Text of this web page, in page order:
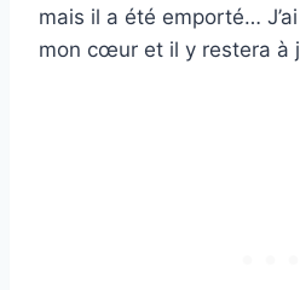
mais il a été emporté…
mon cœur et il y restera à